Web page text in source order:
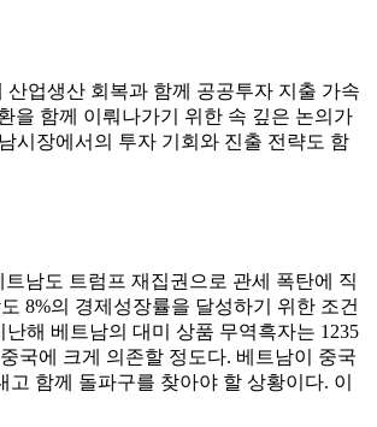
업생산 회복과 함께 공공투자 지출 가속
을 함께 이뤄나가기 위한 속 깊은 논의가
시장에서의 투자 기회와 진출 전략도 함
남도 트럼프 재집권으로 관세 폭탄에 직
8%의 경제성장률을 달성하기 위한 조건
해 베트남의 대미 상품 무역흑자는 1235
국에 크게 의존할 정도다. 베트남이 중국
함께 돌파구를 찾아야 할 상황이다. 이